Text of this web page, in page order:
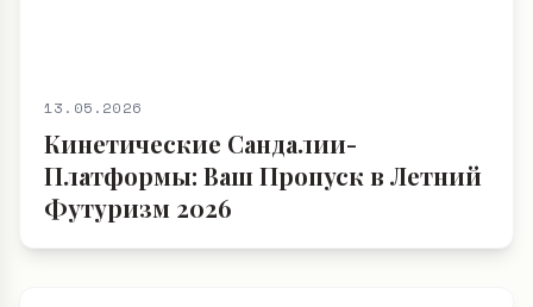
13.05.2026
Кинетические Сандалии-
Платформы: Ваш Пропуск в Летний
Футуризм 2026